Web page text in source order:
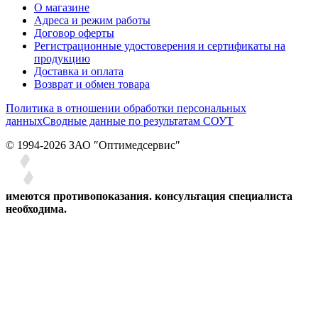
О магазине
Адреса и режим работы
Договор оферты
Регистрационные удостоверения и сертификаты на
продукцию
Доставка и оплата
Возврат и обмен товара
Политика в отношении обработки персональных
данныхСводные данные по результатам СОУТ
© 1994-2026 ЗАО ″Оптимедсервис″
имеются противопоказания. консультация специалиста
необходима.